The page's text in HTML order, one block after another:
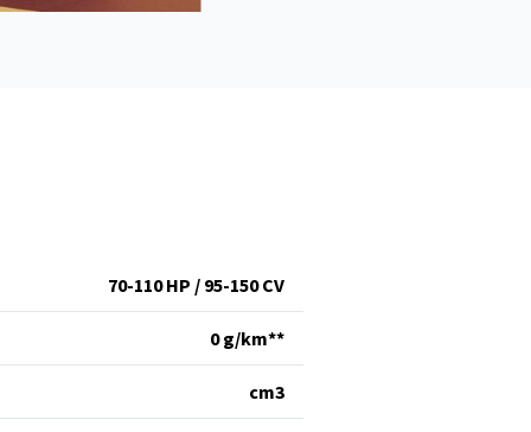
70-110 HP / 95-150 CV
0 g/km**
cm3